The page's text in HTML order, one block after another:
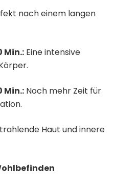
nach einem langen
Min.: Eine intensive
Min.: Noch mehr Zeit für
Haut und innere